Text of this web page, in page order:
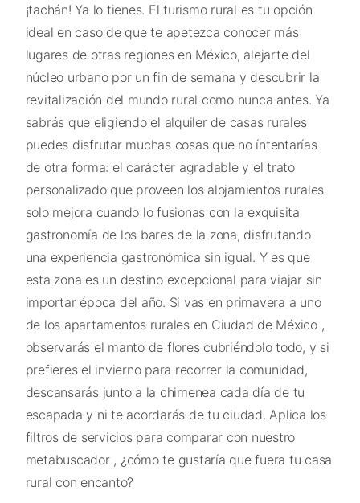
¡tachán! Ya lo tienes. El turismo rural es tu opción
ideal en caso de que te apetezca conocer más
lugares de otras regiones en México, alejarte del
núcleo urbano por un fin de semana y descubrir la
revitalización del mundo rural como nunca antes. Ya
sabrás que eligiendo el alquiler de casas rurales
puedes disfrutar muchas cosas que no íntentarías
de otra forma: el carácter agradable y el trato
personalizado que proveen los alojamientos rurales
solo mejora cuando lo fusionas con la exquisita
gastronomía de los bares de la zona, disfrutando
una experiencia gastronómica sin igual. Y es que
esta zona es un destino excepcional para viajar sin
importar época del año. Si vas en primavera a uno
de los apartamentos rurales en Ciudad de México ,
observarás el manto de flores cubriéndolo todo, y si
prefieres el invierno para recorrer la comunidad,
descansarás junto a la chimenea cada día de tu
escapada y ni te acordarás de tu ciudad. Aplica los
filtros de servicios para comparar con nuestro
metabuscador , ¿cómo te gustaría que fuera tu casa
rural con encanto?